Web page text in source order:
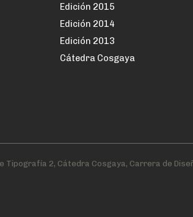
Edición 2015
Edición 2014
Edición 2013
Cátedra Cosgaya
2, Cátedra Cosgaya, Carrera de